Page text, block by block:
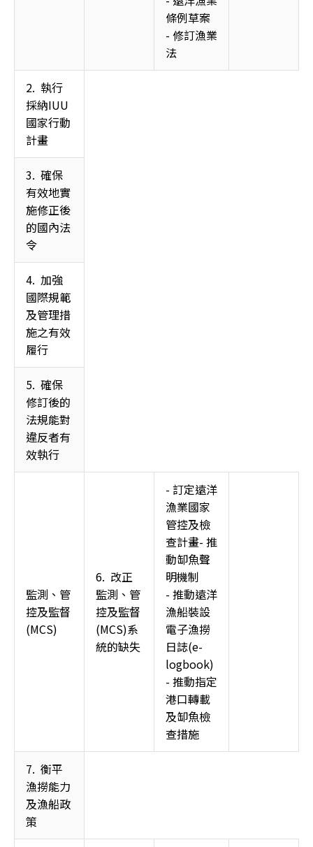
條例草案
- 修訂漁業
法
2.  執行
採納IUU
國家行動
計畫
3.  確保
有效地實
施修正後
的國內法
令
4.  加強
國際規範
及管理措
施之有效
履行
5.  確保
修訂後的
法規能對
違反者有
效執行
監測、管
控及監督
(MCS)
6.  改正
監測、管
控及監督
(MCS)系
- 訂定遠洋
漁業國家
管控及檢
查計畫- 推
動缷魚聲
明機制
- 推動遠洋
漁船裝設
電子漁撈
日誌(e-
logbook)
- 推動指定
港口轉載
及缷魚檢
查措施
7.  衡平
漁撈能力
及漁船政
策